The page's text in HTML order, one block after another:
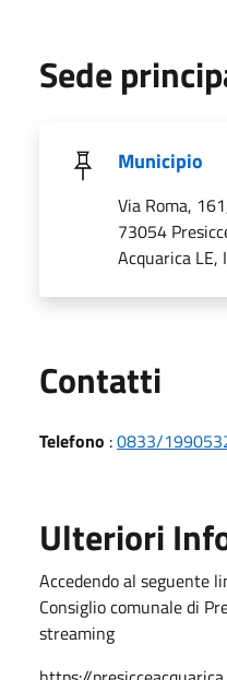
Sede
Municipio
Via Roma,
73054
Acquarica LE,
Contatti
Telefono :0833/
Ulteriori
Accedendo al seguente
Consiglio comunale di
streaming